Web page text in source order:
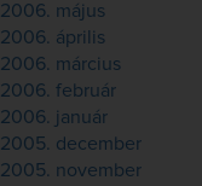
2006. május
2006. április
2006. március
2006. február
2006. január
2005. december
2005. november